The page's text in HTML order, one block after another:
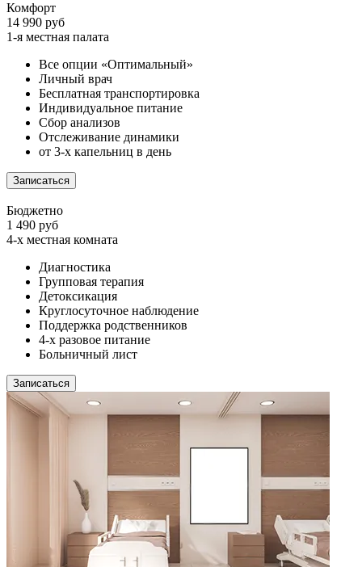
Комфорт
14 990 руб
1-я местная палата
Все опции «Оптимальный»
Личный врач
Бесплатная транспортировка
Индивидуальное питание
Сбор анализов
Отслеживание динамики
от 3-х капельниц в день
Записаться
Бюджетно
1 490 руб
4-х местная комната
Диагностика
Групповая терапия
Детоксикация
Круглосуточное наблюдение
Поддержка родственников
4-х разовое питание
Больничный лист
Записаться